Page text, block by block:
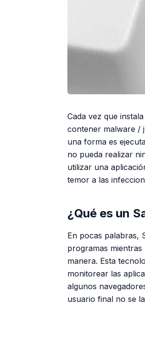
Cada vez que
contener malware /
una forma es
no pueda realizar
utilizar una
temor a las
¿Qué es un
En pocas palabras,
programas
manera. Esta
monitorear las
algunos
usuario final no se